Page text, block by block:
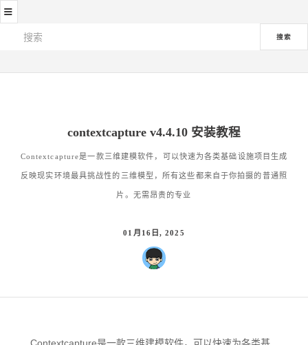
≡
搜索
contextcapture v4.4.10 安装教程
Contextcapture是一款三维建模软件，可以快速为各类基础设施项目生成
反映现实环境最具挑战性的三维模型，所有这些都来自于你拍摄的普通照
片。无需昂贵的专业
01月16日, 2025